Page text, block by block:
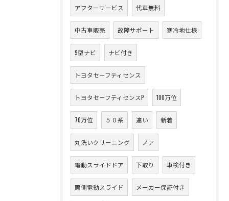
アフターサービス 代車無料
中古車販売 故障サポート 寒冷地仕様
9型ナビ ナビ付き
トヨタセーフティセンス
トヨタセーフティセンスP 100万位
70万位 ５０系 違い 新着
丸洗いクリーニング ノア
電動スライドドア 下取り 車検付き
両側電動スライド メーカー保証付き